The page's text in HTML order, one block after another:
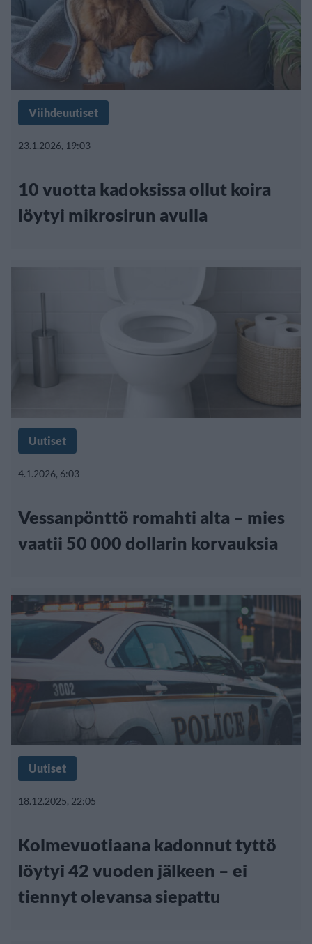
Viihdeuutiset
23.1.2026, 19:03
10 vuotta kadoksissa ollut koira
löytyi mikrosirun avulla
Uutiset
4.1.2026, 6:03
Vessanpönttö romahti alta – mies
vaatii 50 000 dollarin korvauksia
Uutiset
18.12.2025, 22:05
Kolmevuotiaana kadonnut tyttö
löytyi 42 vuoden jälkeen – ei
tiennyt olevansa siepattu